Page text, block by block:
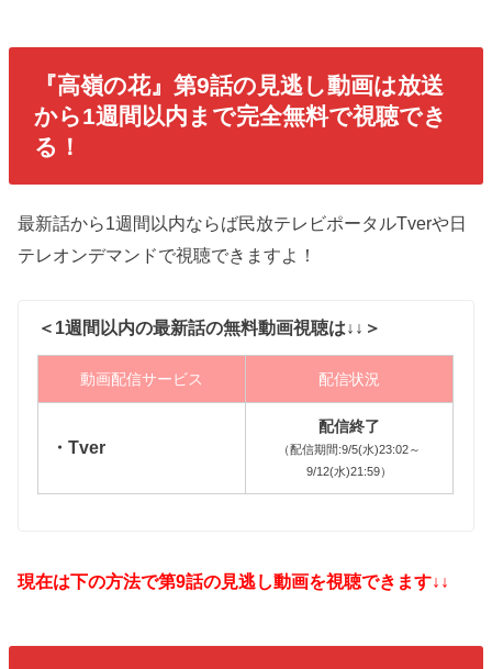
『高嶺の花』第9話の見逃し動画は放送
から1週間以内まで完全無料で視聴でき
る！
最新話から1週間以内ならば民放テレビポータルTverや日
テレオンデマンドで視聴できますよ！
＜1週間以内の最新話の無料動画視聴は↓↓＞
動画配信サービス 配信状況
・Tver
配信終了
（配信期間:9/5(水)23:02～
9/12(水)21:59）
現在は下の方法で第9話の見逃し動画を視聴できます↓↓